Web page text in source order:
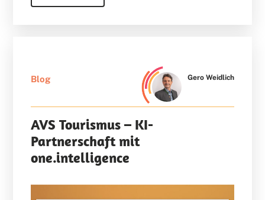
Blog Gero Weidlich
AVS Tourismus – KI-
Partnerschaft mit
one.intelligence